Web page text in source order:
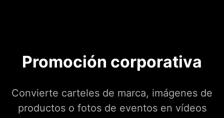
Promoción corporativa
Convierte carteles de marca, imágenes de
productos o fotos de eventos en vídeos